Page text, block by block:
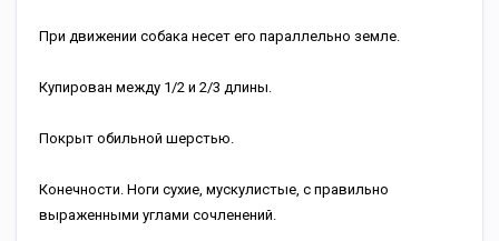
При движении собака несет его параллельно земле.
Купирован между 1/2 и 2/3 длины.
Покрыт обильной шерстью.
Конечности. Ноги сухие, мускулистые, с правильно
выраженными углами сочленений.